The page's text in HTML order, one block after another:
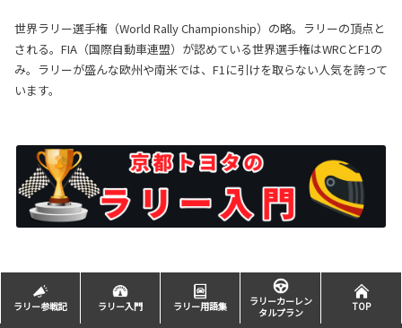
世界ラリー選手権（World Rally Championship）の略。ラリーの頂点と
される。FIA（国際自動車連盟）が認めている世界選手権はWRCとF1の
み。ラリーが盛んな欧州や南米では、F1に引けを取らない人気を誇って
います。
ラリー参戦記 ラリー入門 ラリー用語集
ラリーカーレン
タルプラン
TOP